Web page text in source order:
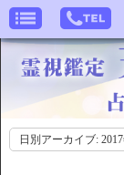
日別アーカイブ: